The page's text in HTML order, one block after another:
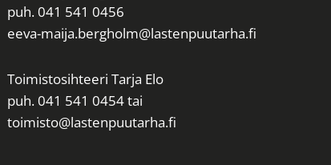
puh. 041 541 0456
eeva-maija.bergholm@lastenpuutarha.fi
Toimistosihteeri Tarja Elo
puh. 041 541 0454 tai
toimisto@lastenpuutarha.fi